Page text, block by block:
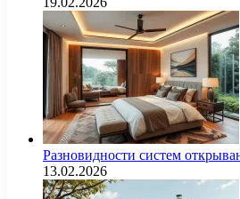
Разновидности систем
13.02.2026